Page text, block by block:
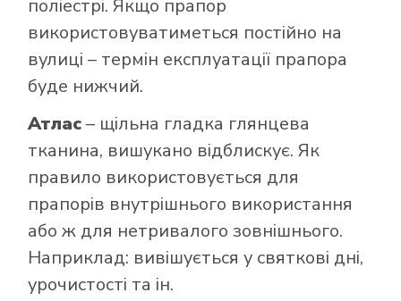
поліестрі. Якщо прапор
використовуватиметься постійно на
вулиці – термін експлуатації прапора
буде нижчий.
Атлас– щільна гладка глянцева
тканина, вишукано відблискує. Як
правило використовується для
прапорів внутрішнього використання
або ж для нетривалого зовнішнього.
Наприклад: вивішується у святкові дні,
урочистості та ін.